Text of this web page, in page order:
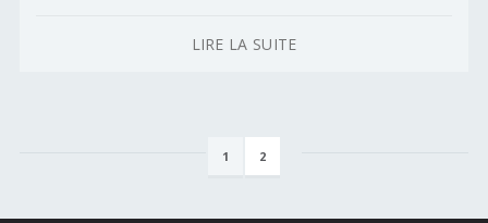
LIRE LA SUITE
1 2